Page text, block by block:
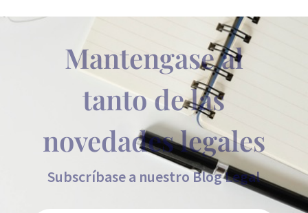
Mantengase al
tanto de las
novedades legales
Subscríbase a nuestro Blog Legal